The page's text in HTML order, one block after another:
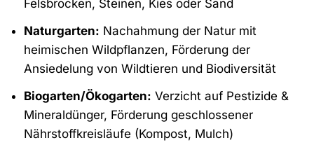
Felsbrocken, Steinen, Kies oder Sand
Naturgarten: Nachahmung der Natur mit
heimischen Wildpflanzen, Förderung der
Ansiedelung von Wildtieren und Biodiversität
Biogarten/Ökogarten: Verzicht auf Pestizide &
Mineraldünger, Förderung geschlossener
Nährstoffkreisläufe (Kompost, Mulch)